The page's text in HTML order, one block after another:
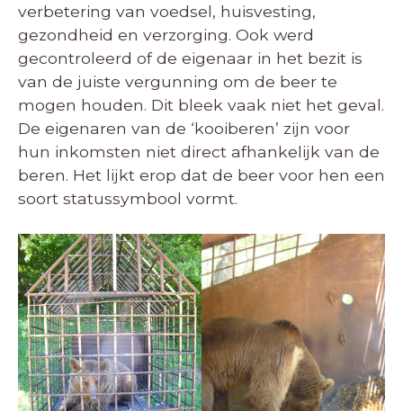
verbetering van voedsel, huisvesting,
gezondheid en verzorging. Ook werd
gecontroleerd of de eigenaar in het bezit is
van de juiste vergunning om de beer te
mogen houden. Dit bleek vaak niet het geval.
De eigenaren van de ‘kooiberen’ zijn voor
hun inkomsten niet direct afhankelijk van de
beren. Het lijkt erop dat de beer voor hen een
soort statussymbool vormt.